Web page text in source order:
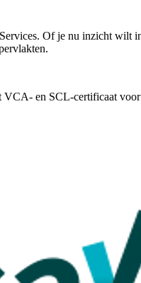
Of je nu inzicht wilt
en SCL-certificaat voor